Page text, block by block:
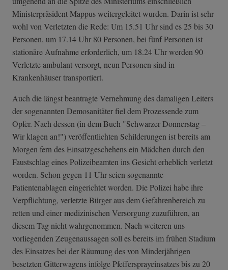
Ministerpräsident Mappus weitergeleitet wurden. Darin ist sehr
wohl von Verletzten die Rede: Um 15.51 Uhr sind es 25 bis 30
Personen, um 17.14 Uhr 80 Personen, bei fünf Personen ist
stationäre Aufnahme erforderlich, um 18.24 Uhr werden 90
Verletzte ambulant versorgt, neun Personen sind in
Krankenhäuser transportiert.
Auch die längst beantragte Vernehmung des damaligen Leiters
der sogenannten Demosanitäter fiel dem Prozessende zum
Opfer. Nach dessen (in dem Buch "Schwarzer Donnerstag –
Wir klagen an!") veröffentlichten Schilderungen ist bereits am
Morgen fern des Einsatzgeschehens ein Mädchen durch den
Faustschlag eines Polizeibeamten ins Gesicht erheblich verletzt
worden. Schon gegen 11 Uhr seien sogenannte
Patientenablagen eingerichtet worden. Die Polizei habe ihre
Verpflichtung, verletzte Bürger aus dem Gefahrenbereich zu
retten und einer medizinischen Versorgung zuzuführen, an
diesem Tag nicht wahrgenommen. Nach weiteren uns
vorliegenden Zeugenaussagen soll es bereits im frühen Stadium
des Einsatzes bei der Räumung des von Minderjährigen
besetzten Gitterwagens infolge Pfeffersprayeinsatzes bis zu 20